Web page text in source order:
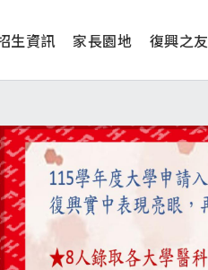
生資訊 家長園地 復興之友
60級分9人🎊